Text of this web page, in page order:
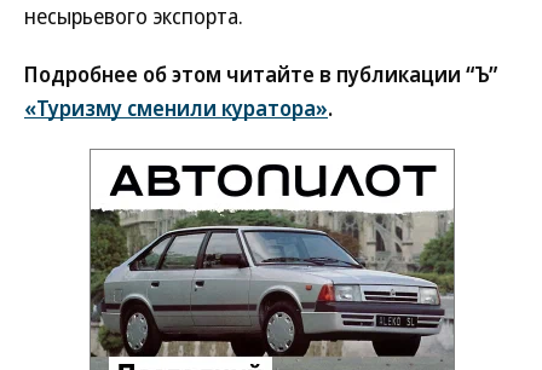
несырьевого экспорта.
Подробнее об этом читайте в публикации “Ъ”
«Туризму сменили куратора».